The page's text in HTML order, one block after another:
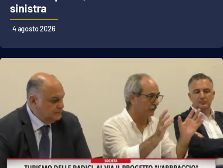
sinistra
4 agosto 2026